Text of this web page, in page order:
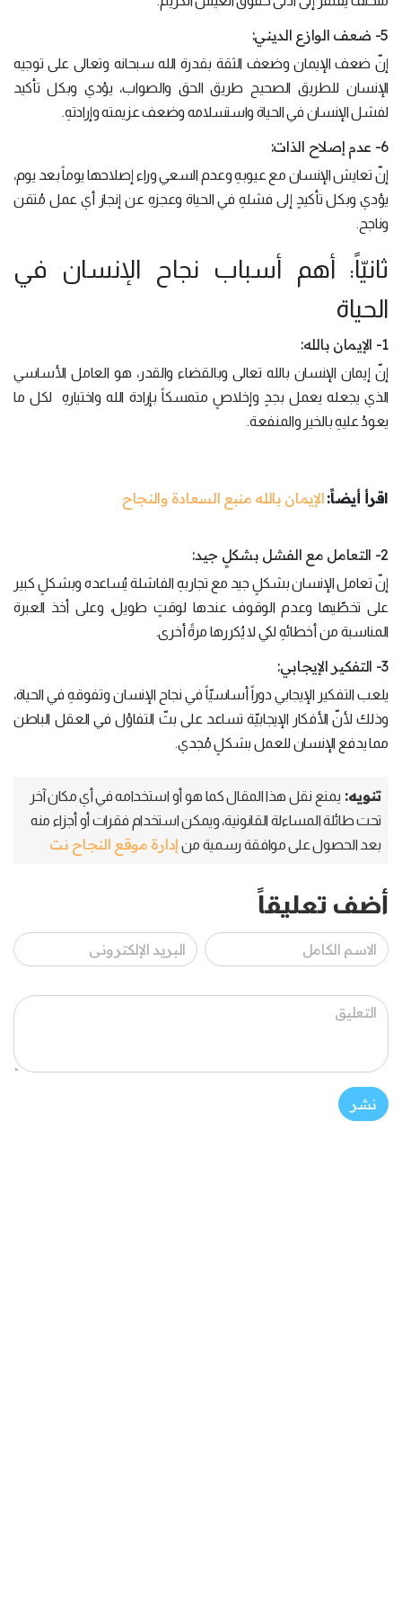
5- ضعف الوازع الديني:
إنّ ضعف الإيمان وضعف الثقة بقدرة الله سبحانه وتعالى على توجيه
الإنسان للطريق الصحيح طريق الحق والصواب، يؤدي وبكل تأكيد
لفشل الإنسان في الحياة واستسلامه وضعف عزيمته وإرادتهِ.
6- عدم إصلاح الذات:
إنّ تعايش الإنسان مع عيوبهِ وعدم السعي وراء إصلاحها يوماً بعد يوم،
يؤدي وبكل تأكيدٍ إلى فشلهِ في الحياة وعجزهِ عن إنجاز أي عمل مُتقن
وناجح.
ثانيّاً: أهم أسباب نجاح الإنسان في
الحياة
1- الإيمان بالله:
إنّ إيمان الإنسان بالله تعالى وبالقضاء والقدر، هو العامل الأساسي
الذي يجعله يعمل بجدٍ وإخلاصٍ متمسكاً بإرادة الله واختيارهِ لكل ما
يعودُ عليهِ بالخير والمنفعة.
اقرأ أيضاً: الإيمان بالله منبع السعادة والنجاح
2- التعامل مع الفشل بشكلٍ جيد:
إنّ تعامل الإنسان بشكلٍ جيد مع تجاربهِ الفاشلة يُساعده وبشكلٍ كبير
على تخطّيها وعدم الوقوف عندها لوقتٍ طويل، وعلى أخذ العبرة
المناسبة من أخطائهِ لكي لا يُكررها مرةً أخرى.
3- التفكير الإيجابي:
يلعب التفكير الإيجابي دوراً أساسيّاً في نجاح الإنسان وتفوقهِ في الحياة،
وذلك لأنّ الأفكار الإيجابيّة تساعد على بثّ التفاؤل في العقل الباطن
مما يدفع الإنسان للعمل بشكلٍ مُجدي.
تنويه: يمنع نقل هذا المقال كما هو أو استخدامه في أي مكان آخر
تحت طائلة المساءلة القانونية، ويمكن استخدام فقرات أو أجزاء منه
بعد الحصول على موافقة رسمية من إدارة موقع النجاح نت
أضف تعليقاً
نشر